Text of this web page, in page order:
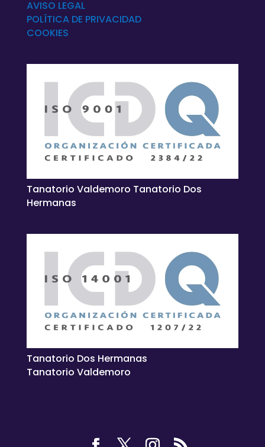
AVISO LEGAL
POLÍTICA DE PRIVACIDAD
COOKIES
Tanatorio Valdemoro Tanatorio Dos
Hermanas
Tanatorio Dos Hermanas
Tanatorio Valdemoro